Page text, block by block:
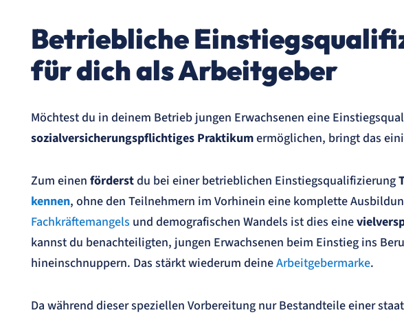
Betriebliche
für dich als Arbeitgeber
Möchtest du in deinem Betrieb jungen Erwachsenen eine
sozialversicherungspflichtiges Praktikumermöglichen, bringt das
Zum einen förderstdu bei einer betrieblichen Einstiegsqualifizierung
kennen, ohne den Teilnehmern im Vorhinein eine komplette
Fachkräftemangels und demografischen Wandels ist dies eine
kannst du benachteiligten, jungen Erwachsenen beim Einstieg ins
hineinschnuppern. Das stärkt wiederum deineArbeitgebermarke.
Da während dieser speziellen Vorbereitung nur Bestandteile einer